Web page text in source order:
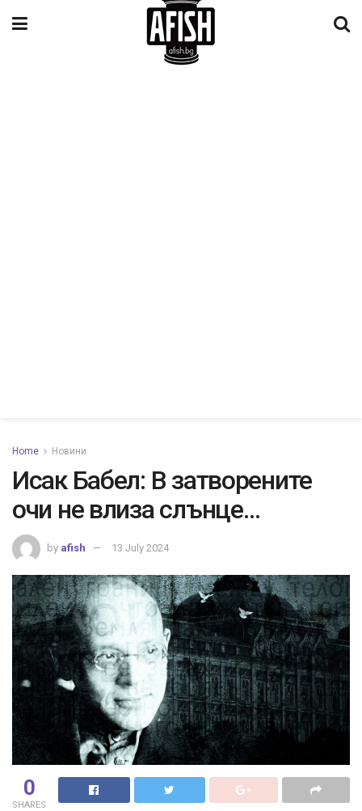
Home Новини
Исак Бабел: В затворените
очи не влиза слънце…
by afish 13 July 2024
0
SHARES